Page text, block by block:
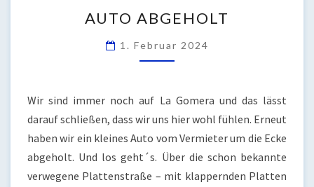
ABGEHOLT
AUTO ABGEHOLT
1. Februar 2024
Wir sind immer noch auf La Gomera und das lässt
darauf schließen, dass wir uns hier wohl fühlen. Erneut
haben wir ein kleines Auto vom Vermieter um die Ecke
abgeholt. Und los geht´s. Über die schon bekannte
verwegene Plattenstraße – mit klappernden Platten